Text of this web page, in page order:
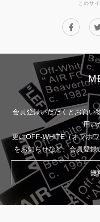
このサ
会員登録いただくとお買い
用い
更にOFF-WHITE（オフホ
をお知らせなど、会員登録
無